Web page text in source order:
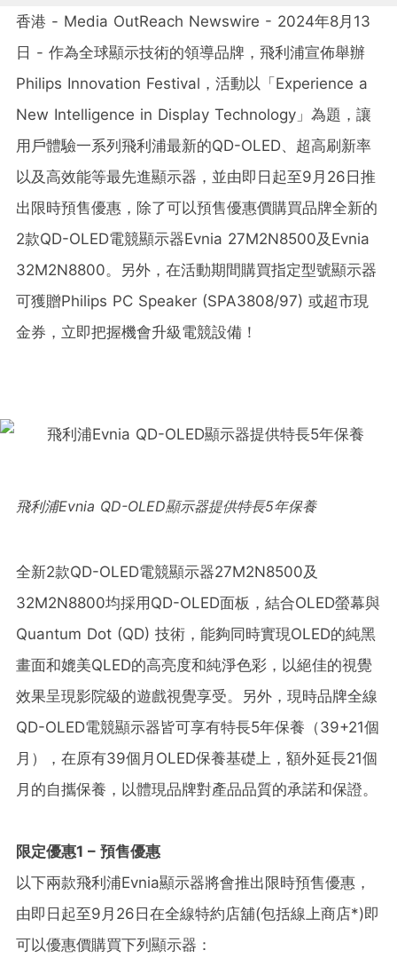
香港 - Media OutReach Newswire - 2024年8月13
日 - 作為全球顯示技術的領導品牌，飛利浦宣佈舉辦
Philips Innovation Festival，活動以「Experience a
New Intelligence in Display Technology」為題，讓
用戶體驗一系列飛利浦最新的QD-OLED、超高刷新率
以及高效能等最先進顯示器，並由即日起至9月26日推
出限時預售優惠，除了可以預售優惠價購買品牌全新的
2款QD-OLED電競顯示器Evnia 27M2N8500及Evnia
32M2N8800。另外，在活動期間購買指定型號顯示器
可獲贈Philips PC Speaker (SPA3808/97) 或超市現
金券，立即把握機會升級電競設備！
飛利浦Evnia QD-OLED顯示器提供特長5年保養
全新2款QD-OLED電競顯示器27M2N8500及
32M2N8800均採用QD-OLED面板，結合OLED螢幕與
Quantum Dot (QD) 技術，能夠同時實現OLED的純黑
畫面和媲美QLED的高亮度和純淨色彩，以絕佳的視覺
效果呈現影院級的遊戲視覺享受。另外，現時品牌全線
QD-OLED電競顯示器皆可享有特長5年保養（39+21個
月），在原有39個月OLED保養基礎上，額外延長21個
月的自攜保養，以體現品牌對產品品質的承諾和保證。
限定優惠1 – 預售優惠
以下兩款飛利浦Evnia顯示器將會推出限時預售優惠，
由即日起至9月26日在全線特約店舖(包括線上商店*)即
可以優惠價購買下列顯示器：